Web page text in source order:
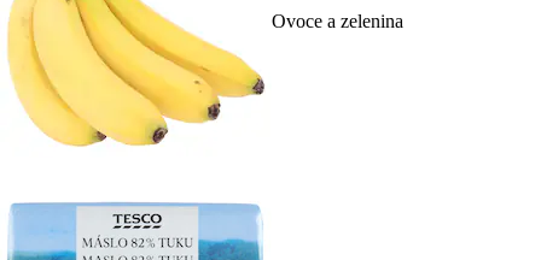
Ovoce a zelenina